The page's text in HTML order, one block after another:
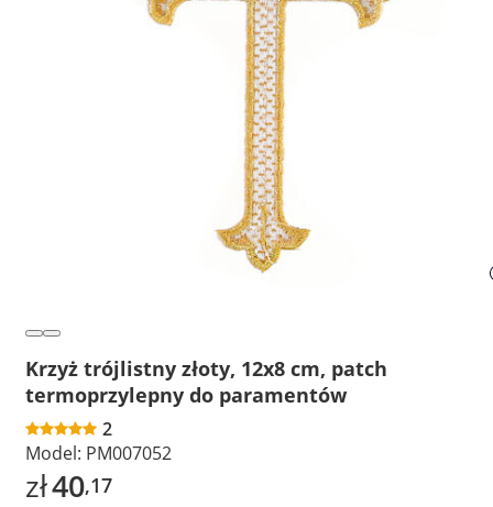
Krzyż trójlistny złoty, 12x8 cm, patch
termoprzylepny do paramentów
2
Model: PM007052
zł40,17